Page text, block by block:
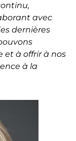
avec
dernières
et à offrir à nos
à la